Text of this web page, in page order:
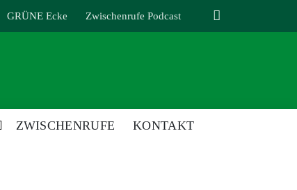
GRÜNE Ecke Zwischenrufe Podcast
ZWISCHENRUFE KONTAKT